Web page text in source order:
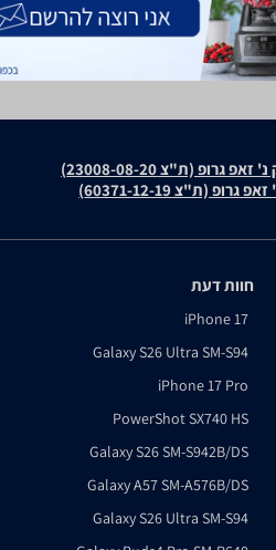
(ת"צ 23008-08-20)
(ת"צ 60371-12-19)
חוות דעת
iPhone 17
Galaxy S26 Ultra SM-S94
iPhone 17 Pro
PowerShot SX740 HS
Galaxy S26 SM-S942B/DS
Galaxy A57 SM-A576B/DS
Galaxy S26 Ultra SM-S94